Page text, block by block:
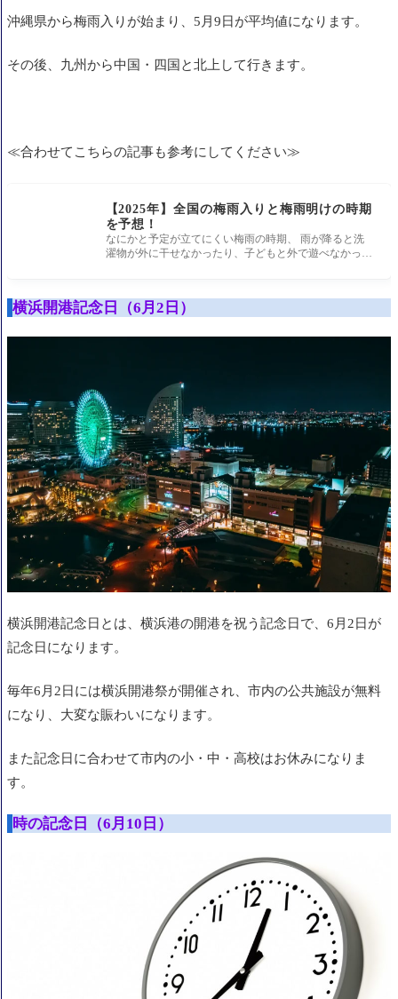
沖縄県から梅雨入りが始まり、5月9日が平均値になります。
その後、九州から中国・四国と北上して行きます。
≪合わせてこちらの記事も参考にしてください≫
【2025年】全国の梅雨入りと梅雨明けの時期
を予想！
なにかと予定が立てにくい梅雨の時期、 雨が降ると洗
濯物が外に干せなかったり、子どもと外で遊べなかった
横浜開港記念日（6月2日）
横浜開港記念日とは、横浜港の開港を祝う記念日で、6月2日が
記念日になります。
毎年6月2日には横浜開港祭が開催され、市内の公共施設が無料
になり、大変な賑わいになります。
また記念日に合わせて市内の小・中・高校はお休みになりま
す。
時の記念日（6月10日）